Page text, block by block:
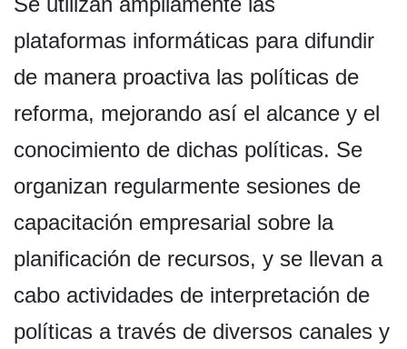
plataformas informáticas para difundir
de manera proactiva las políticas de
reforma, mejorando así el alcance y el
conocimiento de dichas políticas. Se
organizan regularmente sesiones de
capacitación empresarial sobre la
planificación de recursos, y se llevan a
cabo actividades de interpretación de
políticas a través de diversos canales y